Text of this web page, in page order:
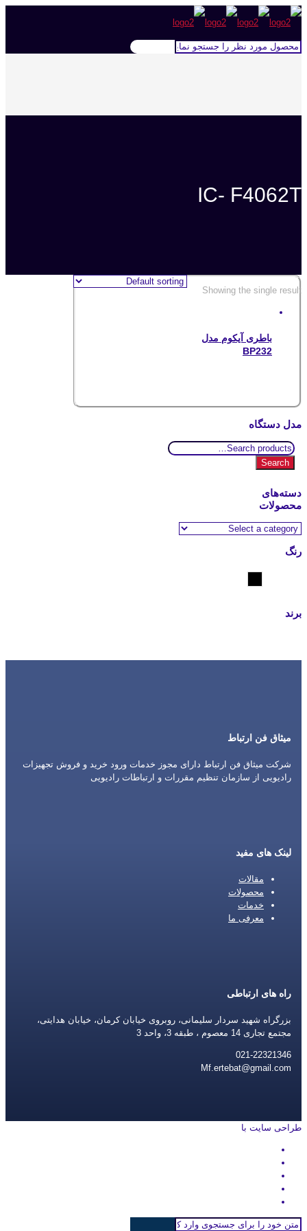
IC- F4062T
Showing the single result
باطری آیکوم مدل
BP232
مدل دستگاه
Search
for:
Search
دسته‌های
محصولات
رنگ
برند
میثاق فن ارتباط
شرکت میثاق فن ارتباط دارای مجوز خدمات ورود خرید و فروش تجهیزات
رادیویی از سازمان تنظیم مقررات و ارتباطات رادیویی
لینک های مفید
مقالات
محصولات
خدمات
معرفی ما
راه های ارتباطی
بزرگراه شهید سردار سلیمانی، روبروی خیابان کرمان، خیابان هدایتی،
مجتمع تجاری 14 معصوم ، طبقه 3، واحد 3
021-22321346
Mf.ertebat@gmail.com
طراحی سایت با